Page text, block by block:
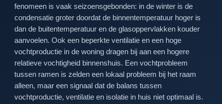
fenomeen is vaak seizoensgebonden: in de winter is de
condensatie groter doordat de binnentemperatuur hoger is
dan de buitentemperatuur en de glasoppervlakken kouder
aanvoelen. Ook een beperkte ventilatie en een hoge
vochtproductie in de woning dragen bij aan een hogere
relatieve vochtigheid binnenshuis. Een vochtprobleem
tussen ramen is zelden een lokaal probleem bij het raam
alleen, maar een signaal dat de balans tussen
vochtproductie, ventilatie en isolatie in huis niet optimaal is.